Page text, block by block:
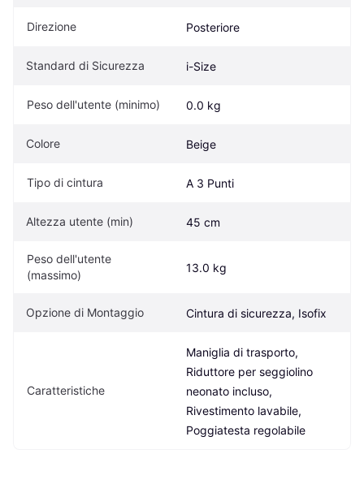
Direzione Posteriore
Standard di Sicurezza i-Size
Peso dell'utente (minimo) 0.0 kg
Colore Beige
Tipo di cintura A 3 Punti
Altezza utente (min) 45 cm
Peso dell'utente
(massimo)
13.0 kg
Opzione di Montaggio Cintura di sicurezza, Isofix
Caratteristiche
Maniglia di trasporto,
Riduttore per seggiolino
neonato incluso,
Rivestimento lavabile,
Poggiatesta regolabile